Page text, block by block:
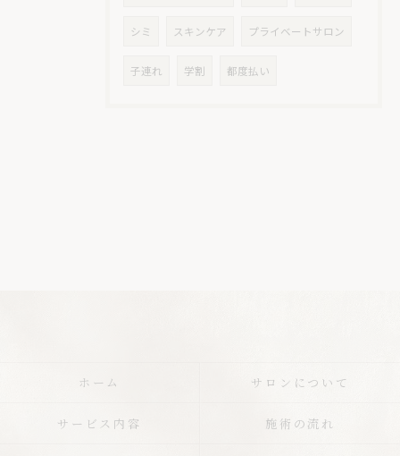
シミ スキンケア プライベートサロン
子連れ 学割 都度払い
ホーム サロンについて
サービス内容 施術の流れ